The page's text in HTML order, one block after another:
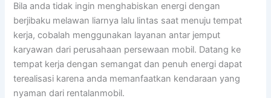
Bila anda tidak ingin menghabiskan energi dengan
berjibaku melawan liarnya lalu lintas saat menuju tempat
kerja, cobalah menggunakan layanan antar jemput
karyawan dari perusahaan persewaan mobil. Datang ke
tempat kerja dengan semangat dan penuh energi dapat
terealisasi karena anda memanfaatkan kendaraan yang
nyaman dari rentalanmobil.